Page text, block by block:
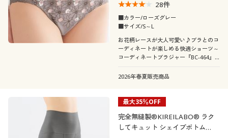
28件
■カラー/ローズグレー
■サイズ/S～L
お花柄レースが大人可愛い♪ブラとのコ
ーディネートが楽しめる快適ショーツ～
コーディネートブラジャー『BC-464』
2026年春夏販売商品
最大35％OFF
完全無縫製®KIREILABO® ラク
してキュット シェイプボトム